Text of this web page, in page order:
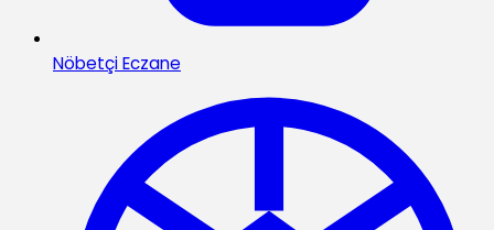
Nöbetçi Eczane